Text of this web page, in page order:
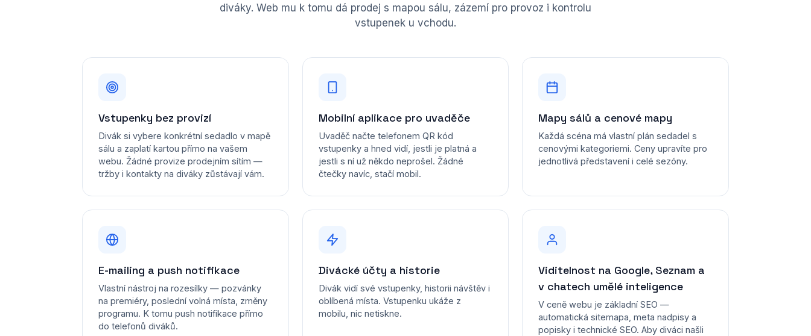
diváky. Web mu k tomu dá prodej s mapou sálu, zázemí pro provoz i kontrolu
vstupenek u vchodu.
Vstupenky bez provizí
Divák si vybere konkrétní sedadlo v mapě
sálu a zaplatí kartou přímo na vašem
webu. Žádné provize prodejním sítím —
tržby i kontakty na diváky zůstávají vám.
Mobilní aplikace pro uvaděče
Uvaděč načte telefonem QR kód
vstupenky a hned vidí, jestli je platná a
jestli s ní už někdo neprošel. Žádné
čtečky navíc, stačí mobil.
Mapy sálů a cenové mapy
Každá scéna má vlastní plán sedadel s
cenovými kategoriemi. Ceny upravíte pro
jednotlivá představení i celé sezóny.
E-mailing a push notifikace
Vlastní nástroj na rozesílky — pozvánky
na premiéry, poslední volná místa, změny
programu. K tomu push notifikace přímo
do telefonů diváků.
Divácké účty a historie
Divák vidí své vstupenky, historii návštěv i
oblíbená místa. Vstupenku ukáže z
mobilu, nic netiskne.
Viditelnost na Google, Seznam a
v chatech umělé inteligence
V ceně webu je základní SEO —
automatická sitemapa, meta nadpisy a
popisky i technické SEO. Aby diváci našli